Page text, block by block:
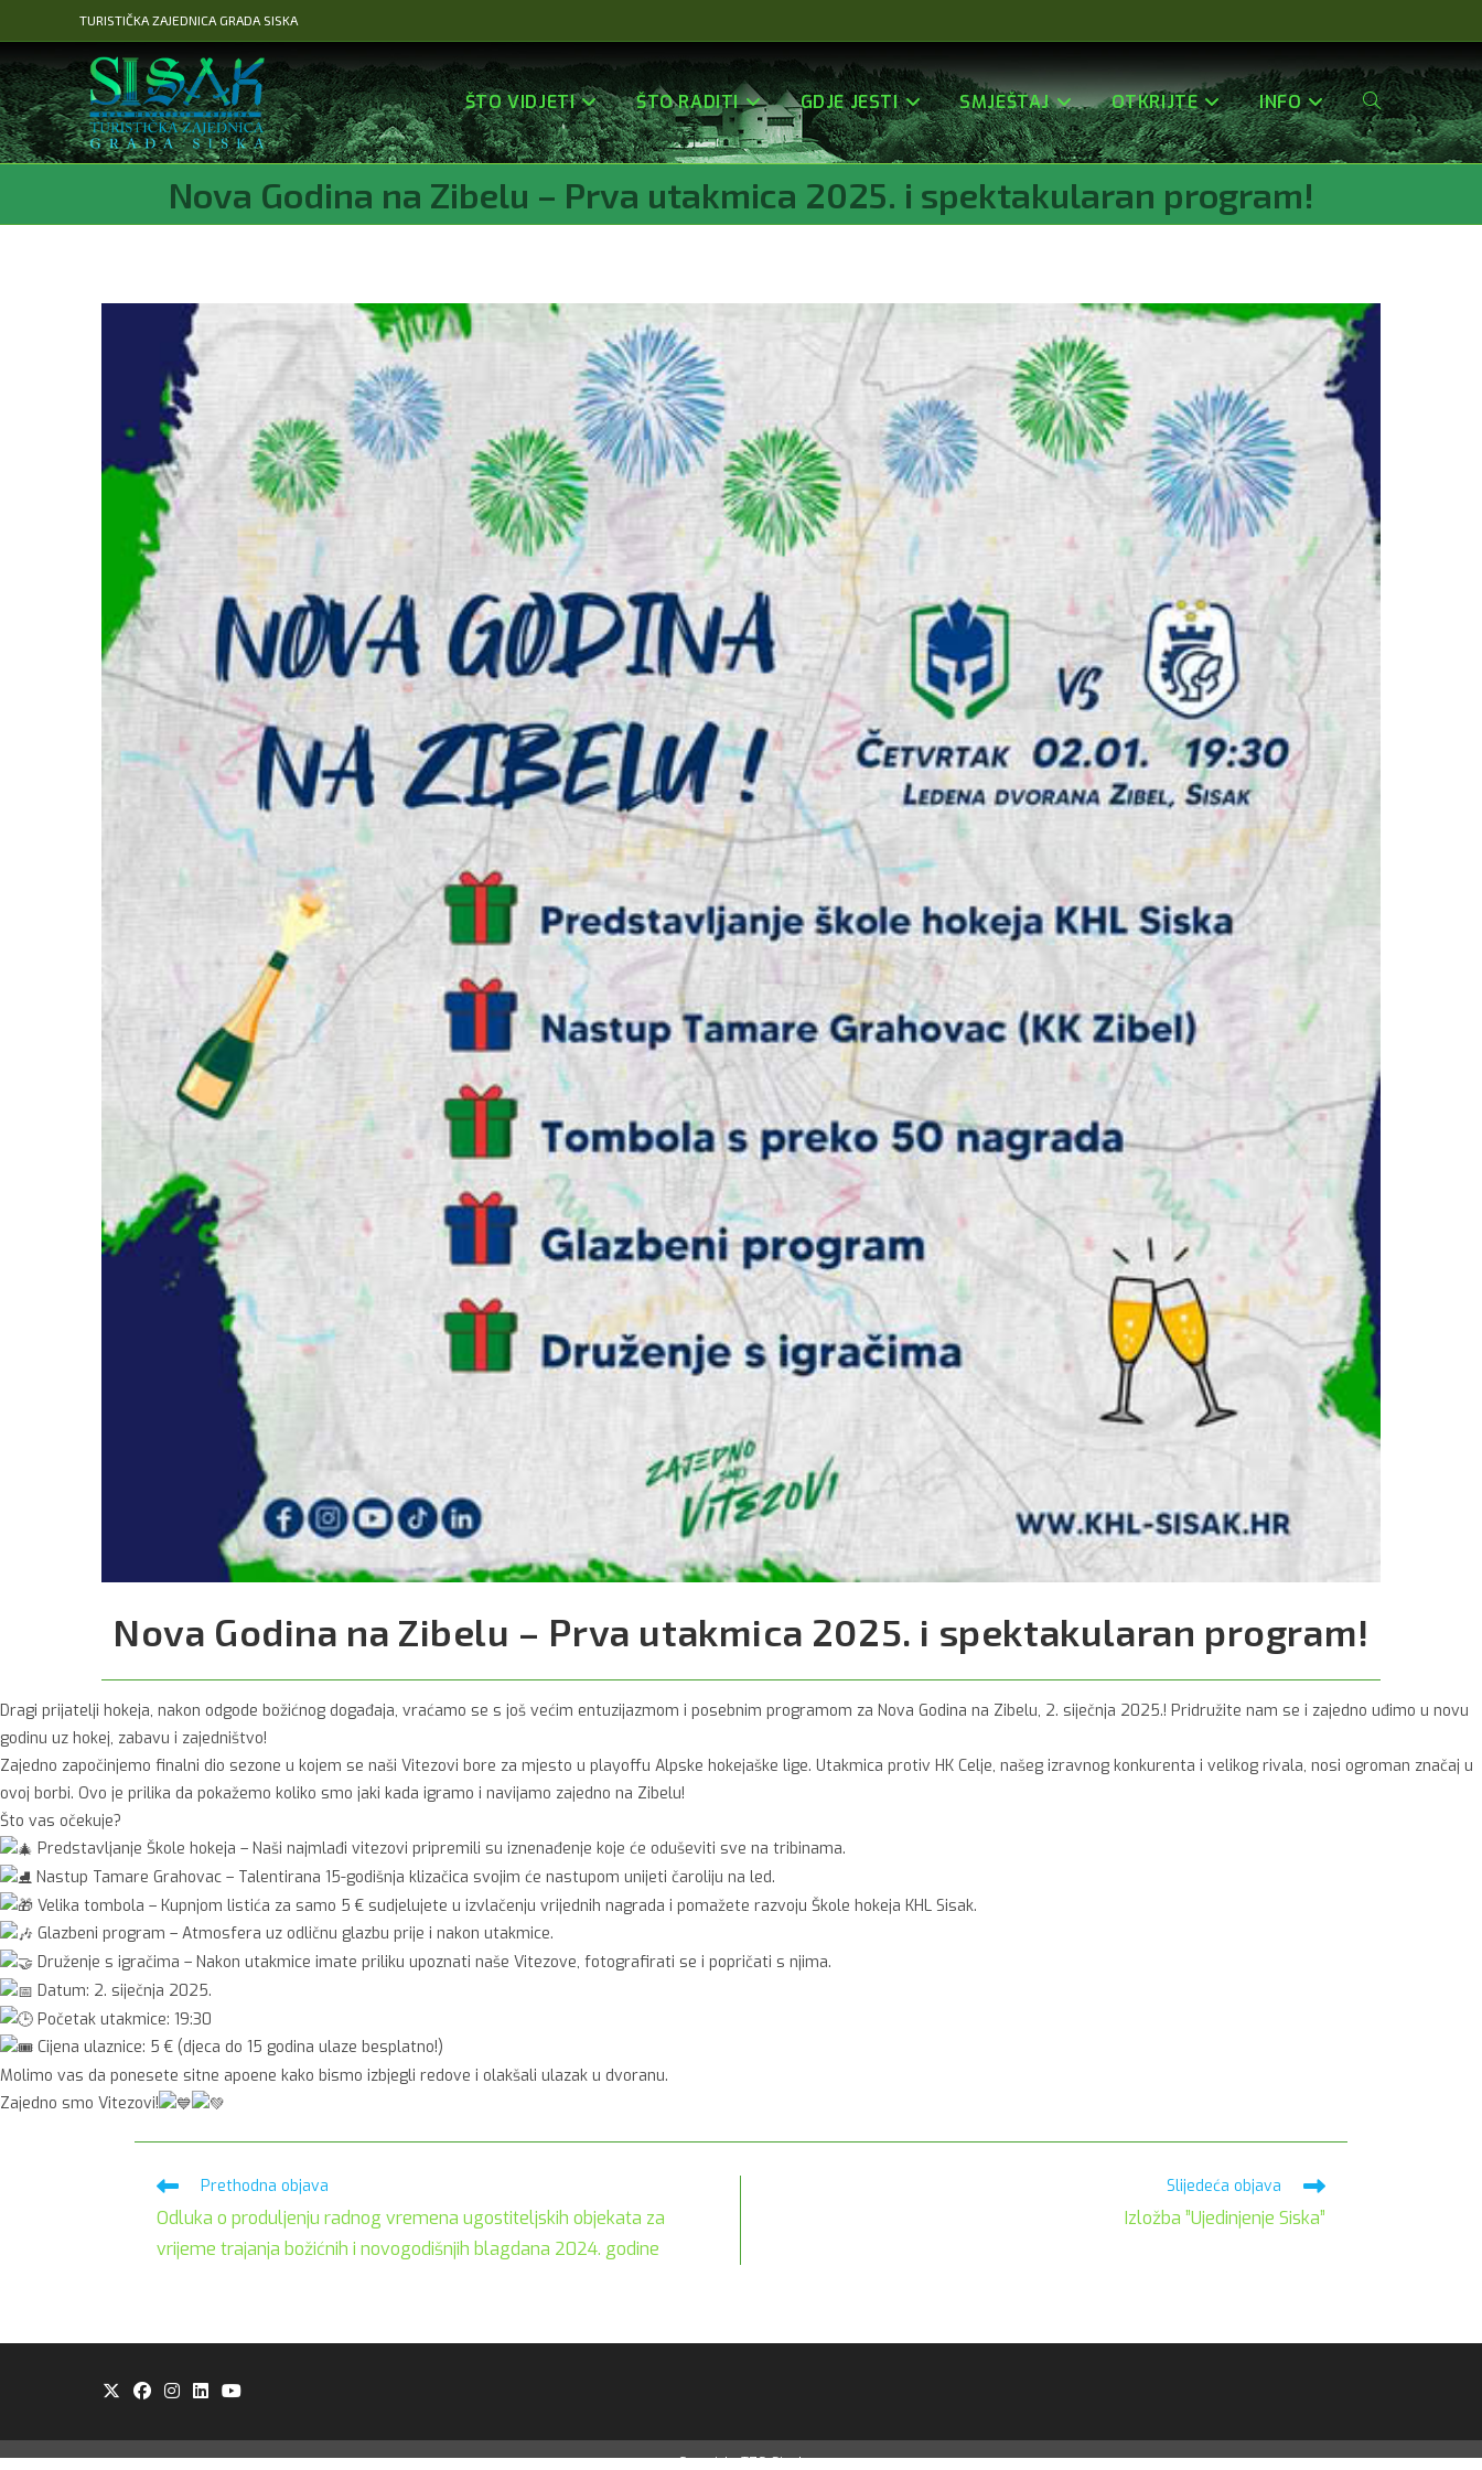
na
sadržaj
TURISTIČKA ZAJEDNICA GRADA SISKA
ŠTO VIDJETI ŠTO RADITI GDJE JESTI SMJEŠTAJ OTKRIJTE INFO Uključi/isključi
Web-
Nova Godina na Zibelu – Prva utakmica 2025. i spektakularan program!
Nova Godina na Zibelu – Prva utakmica 2025. i spektakularan program!
Dragi prijatelji hokeja, nakon odgode božićnog događaja, vraćamo se s još većim entuzijazmom i posebnim programom za Nova Godina na Zibelu, 2. siječnja 2025.! Pridružite nam se i zajedno uđimo u novu
godinu uz hokej, zabavu i zajedništvo!
Zajedno započinjemo finalni dio sezone u kojem se naši Vitezovi bore za mjesto u playoffu Alpske hokejaške lige. Utakmica protiv HK Celje, našeg izravnog konkurenta i velikog rivala, nosi ogroman značaj u
ovoj borbi. Ovo je prilika da pokažemo koliko smo jaki kada igramo i navijamo zajedno na Zibelu!
Što vas očekuje?
Predstavljanje Škole hokeja – Naši najmlađi vitezovi pripremili su iznenađenje koje će oduševiti sve na tribinama.
Nastup Tamare Grahovac – Talentirana 15-godišnja klizačica svojim će nastupom unijeti čaroliju na led.
Velika tombola – Kupnjom listića za samo 5 € sudjelujete u izvlačenju vrijednih nagrada i pomažete razvoju Škole hokeja KHL Sisak.
Glazbeni program – Atmosfera uz odličnu glazbu prije i nakon utakmice.
Druženje s igračima – Nakon utakmice imate priliku upoznati naše Vitezove, fotografirati se i popričati s njima.
Datum: 2. siječnja 2025.
Početak utakmice: 19:30
Cijena ulaznice: 5 € (djeca do 15 godina ulaze besplatno!)
Molimo vas da ponesete sitne apoene kako bismo izbjegli redove i olakšali ulazak u dvoranu.
Zajedno smo Vitezovi!
Pročitaj
više
članaka
Prethodna objava
Odluka o produljenju radnog vremena ugostiteljskih objekata za
vrijeme trajanja božićnih i novogodišnjih blagdana 2024. godine
Slijedeća objava
Izložba ”Ujedinjenje Siska”
Copyright-TZG-Sisak